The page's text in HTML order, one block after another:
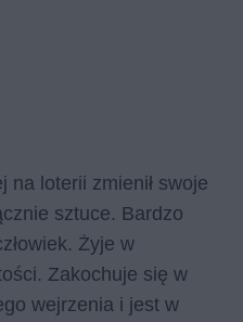
na loterii zmienił swoje
sztuce. Bardzo
Żyje w
Zakochuje się w
wejrzenia i jest w